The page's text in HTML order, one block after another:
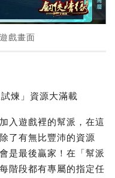
戲畫面
煉」資源大滿載
入遊戲裡的幫派，在這
了有無比豐沛的資源
是最後贏家！在「幫派
階段都有專屬的指定任